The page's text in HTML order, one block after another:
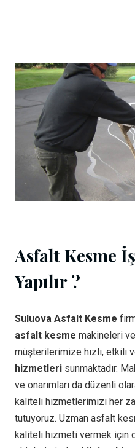
Asfalt Kesme
Yapılır ?
Suluova Asfalt Kesme
asfalt kesme makineleri ve
müşterilerimize hızlı, etkili
hizmetleri sunmaktadır.
ve onarımları da düzenli
kaliteli hizmetlerimizi her
tutuyoruz. Uzman asfalt
kaliteli hizmeti vermek için